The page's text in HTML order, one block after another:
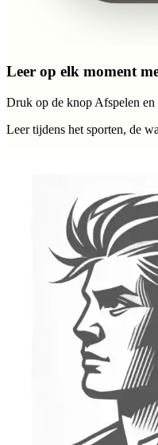
Leer op elk moment
Druk op de knop Afspelen en
Leer tijdens het sporten, de